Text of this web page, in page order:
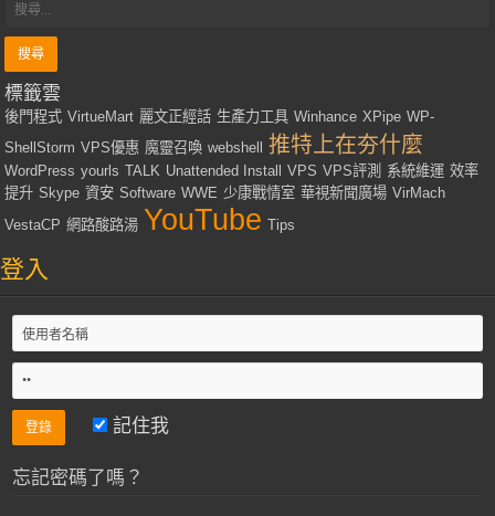
標籤雲
後門程式 VirtueMart 麗文正經話 生產力工具 Winhance XPipe WP-
ShellStorm VPS優惠 魔靈召喚 webshell 推特上在夯什麼
WordPress yourls TALK Unattended Install VPS VPS評測 系統維運 效率
提升 Skype 資安 Software WWE 少康戰情室 華視新聞廣場 VirMach
VestaCP 網路酸路湯 YouTube Tips
登入
記住我
忘記密碼了嗎？